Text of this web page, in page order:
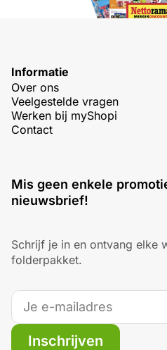
Informatie
Over ons
Veelgestelde vragen
Werken bij myShopi
Contact
Mis geen enkele
nieuwsbrief!
Schrijf je in en ontvang elke
folderpakket.
Inschrijven